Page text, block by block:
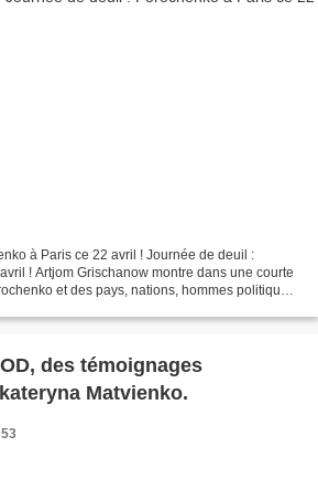
à Paris ce 22 avril ! Journée de deuil :
! Artjom Grischanow montre dans une courte
et des pays, nations, hommes politiques,
des témoignages
Par Ekateryna Matvienko.